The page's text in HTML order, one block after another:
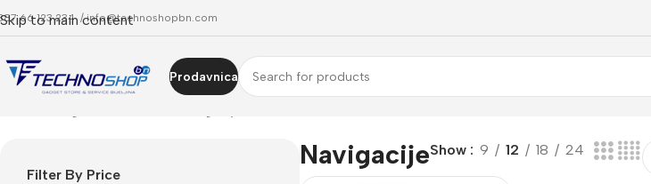
Skip to main content
66 123 234 /info@technoshopbn.com
Prodavnica
Filter By Price
NavigacijeShow 9 12 18 24